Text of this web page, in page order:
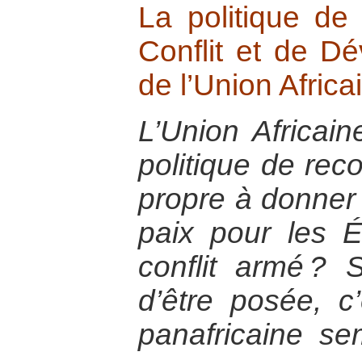
La politique de
Conflit et de
de l’Union
L’Union
politique de
propre à
paix pour les
conflit armé ?
d’être posée,
panafricaine